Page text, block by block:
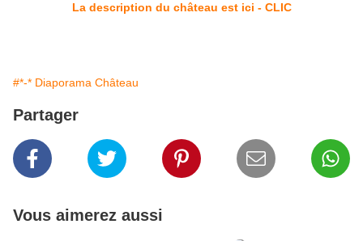
La description du château est ici - CLIC
#*-* Diaporama Château
Partager
Vous aimerez aussi